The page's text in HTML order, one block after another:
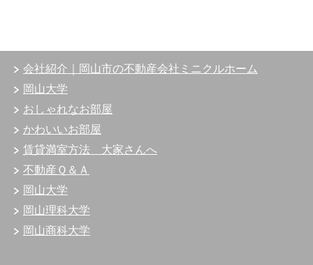
会社紹介｜岡山市の不動産会社ミニクルホーム
岡山大学
おしゃれなお部屋
かわいいお部屋
賃貸満室方法 大家さんへ
不動産Ｑ＆Ａ
岡山大学
岡山理科大学
岡山商科大学